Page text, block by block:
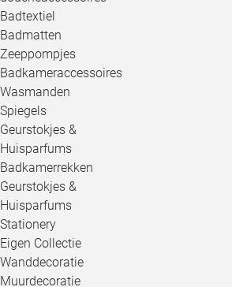
Badtextiel
Badmatten
Zeeppompjes
Badkameraccessoires
Wasmanden
Spiegels
Geurstokjes &
Huisparfums
Badkamerrekken
Geurstokjes &
Huisparfums
Stationery
Eigen Collectie
Wanddecoratie
Muurdecoratie